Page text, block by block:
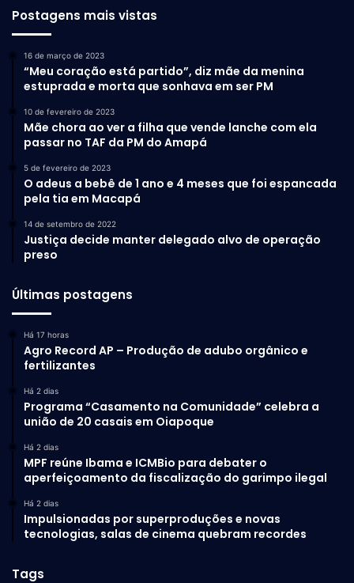
Postagens mais vistas
16 de março de 2023
“Meu coração está partido”, diz mãe da menina
estuprada e morta que sonhava em ser PM
10 de fevereiro de 2023
Mãe chora ao ver a filha que vende lanche com ela
passar no TAF da PM do Amapá
5 de fevereiro de 2023
O adeus a bebê de 1 ano e 4 meses que foi espancada
pela tia em Macapá
14 de setembro de 2022
Justiça decide manter delegado alvo de operação
preso
Últimas postagens
Há 17 horas
Agro Record AP – Produção de adubo orgânico e
fertilizantes
Há 2 dias
Programa “Casamento na Comunidade” celebra a
união de 20 casais em Oiapoque
Há 2 dias
MPF reúne Ibama e ICMBio para debater o
aperfeiçoamento da fiscalização do garimpo ilegal
Há 2 dias
Impulsionadas por superproduções e novas
tecnologias, salas de cinema quebram recordes
Tags